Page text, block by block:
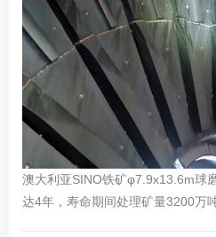
澳大利亚SINO铁矿φ7.9x13.6m球
达4年，寿命期间处理矿量3200万吨